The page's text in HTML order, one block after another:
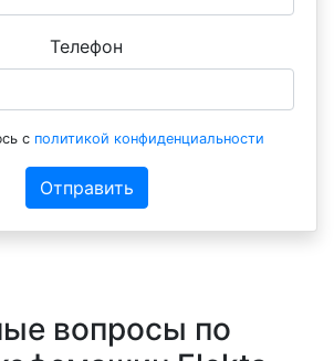
Телефон
с политикой конфиденциальности
Отправить
вопросы по